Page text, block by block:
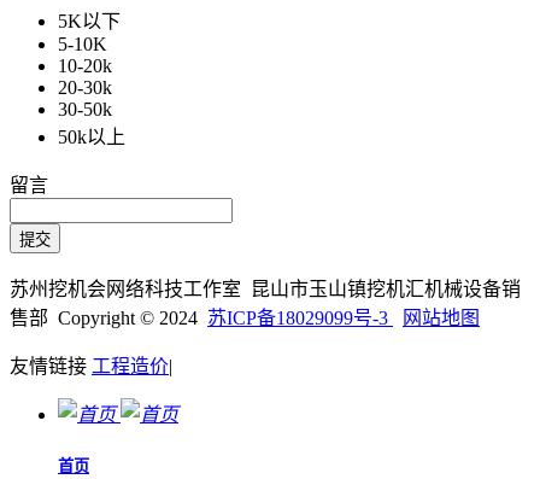
5K以下
5-10K
10-20k
20-30k
30-50k
50k以上
留言
苏州挖机会网络科技工作室 昆山市玉山镇挖机汇机械设备销
售部 Copyright © 2024 苏ICP备18029099号-3 网站地图
友情链接 工程造价|
首页